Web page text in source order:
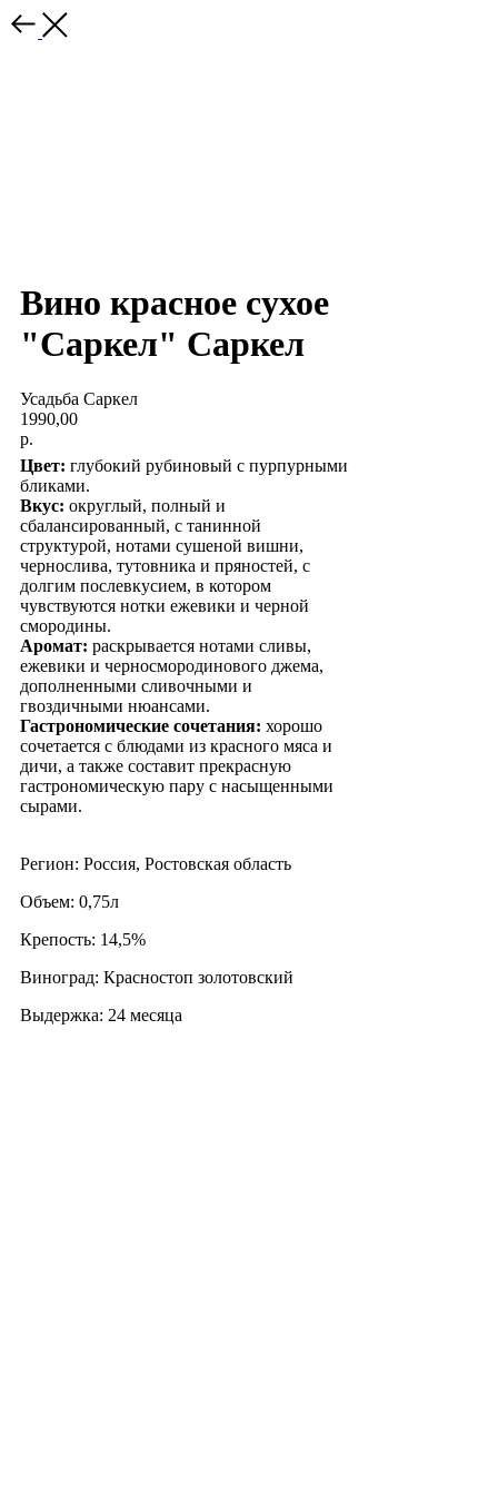
Вино красное сухое
"Саркел" Саркел
Усадьба Саркел
1990,00
р.
Цвет: глубокий рубиновый с пурпурными
бликами.
Вкус: округлый, полный и
сбалансированный, с танинной
структурой, нотами сушеной вишни,
чернослива, тутовника и пряностей, с
долгим послевкусием, в котором
чувствуются нотки ежевики и черной
смородины.
Аромат: раскрывается нотами сливы,
ежевики и черносмородинового джема,
дополненными сливочными и
гвоздичными нюансами.
Гастрономические сочетания: хорошо
сочетается с блюдами из красного мяса и
дичи, а также составит прекрасную
гастрономическую пару с насыщенными
сырами.
Регион: Россия, Ростовская область
Объем: 0,75л
Крепость: 14,5%
Виноград: Красностоп золотовский
Выдержка: 24 месяца